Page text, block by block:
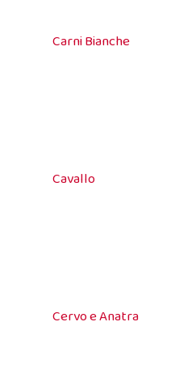
Carni Bianche
Cavallo
Cervo e Anatra